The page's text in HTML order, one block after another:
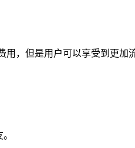
，但是用户可以享受到更加